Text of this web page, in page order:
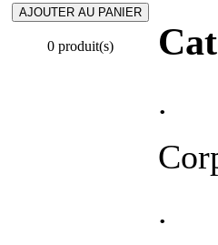
0 produit(s)
.
.